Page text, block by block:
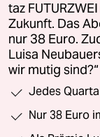
taz
Zukunft. Das
nur 38 Euro.
Luisa
wir mutig
Jedes
Nur 38 Euro